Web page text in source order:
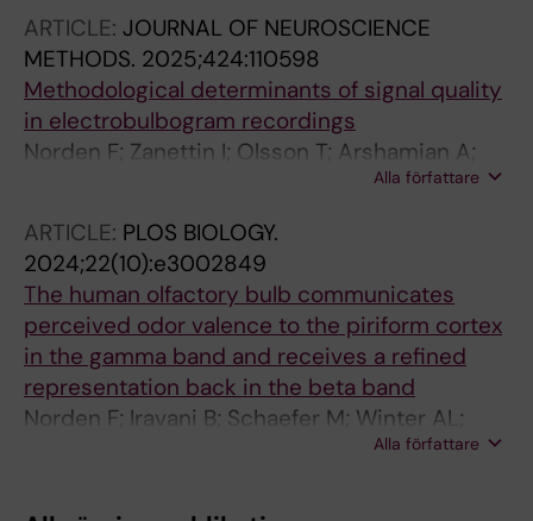
ARTICLE: JOURNAL OF NEUROSCIENCE
METHODS. 2025;424:110598
Methodological determinants of signal quality
in electrobulbogram recordings
Norden F; Zanettin I; Olsson T; Arshamian A;
Lundqvist M; Darki F; Lundstrom JNAlla författare
ARTICLE: PLOS BIOLOGY.
2024;22(10):e3002849
The human olfactory bulb communicates
perceived odor valence to the piriform cortex
in the gamma band and receives a refined
representation back in the beta band
Norden F; Iravani B; Schaefer M; Winter AL;
Lundqvist M; Arshamian A; Lundstrom JN
Alla författare